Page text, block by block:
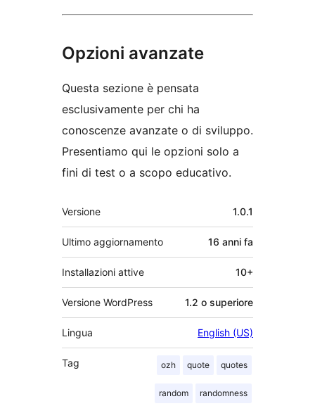
Opzioni avanzate
Questa sezione è pensata
esclusivamente per chi ha
conoscenze avanzate o di sviluppo.
Presentiamo qui le opzioni solo a
fini di test o a scopo educativo.
Meta
Versione 1.0.1
Ultimo aggiornamento 16 anni fa
Installazioni attive 10+
Versione WordPress 1.2 o superiore
Lingua English (US)
Tag ozh quote quotes
random randomness